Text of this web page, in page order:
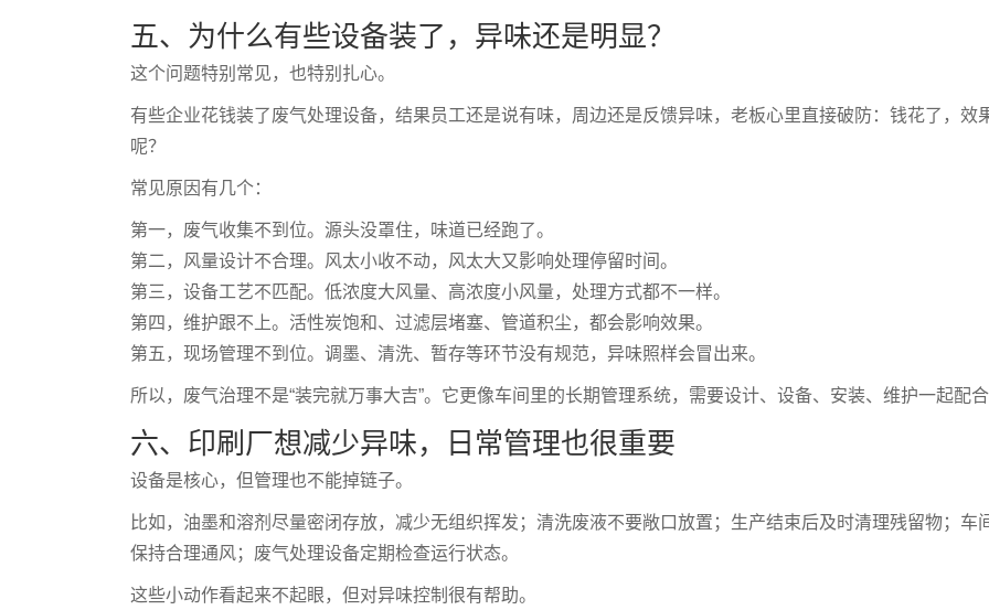
五、为什么有些设备装了，异味还是明显？
这个问题特别常见，也特别扎心。
有些企业花钱装了废气处理设备，结果员工还是说有味，周边还是反馈异味，老板心里直接破防：钱花了，效
呢？
常见原因有几个：
第一，废气收集不到位。源头没罩住，味道已经跑了。
第二，风量设计不合理。风太小收不动，风太大又影响处理停留时间。
第三，设备工艺不匹配。低浓度大风量、高浓度小风量，处理方式都不一样。
第四，维护跟不上。活性炭饱和、过滤层堵塞、管道积尘，都会影响效果。
第五，现场管理不到位。调墨、清洗、暂存等环节没有规范，异味照样会冒出来。
所以，废气治理不是“装完就万事大吉”。它更像车间里的长期管理系统，需要设计、设备、安装、维护一起配
六、印刷厂想减少异味，日常管理也很重要
设备是核心，但管理也不能掉链子。
比如，油墨和溶剂尽量密闭存放，减少无组织挥发；清洗废液不要敞口放置；生产结束后及时清理残留物；车
保持合理通风；废气处理设备定期检查运行状态。
这些小动作看起来不起眼，但对异味控制很有帮助。